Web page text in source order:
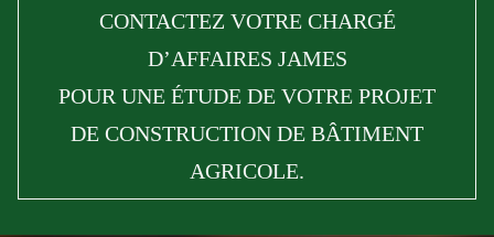
CONTACTEZ VOTRE CHARGÉ
D’AFFAIRES JAMES
POUR UNE ÉTUDE DE VOTRE PROJET
DE CONSTRUCTION DE BÂTIMENT
AGRICOLE.